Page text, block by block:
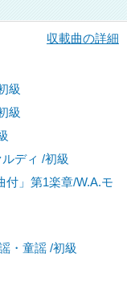
収載曲の詳細
級
級
ディ /初級
付」第1楽章/W.A.モ
・童謡 /初級